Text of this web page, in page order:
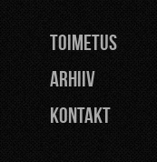
TOIMETUS
Arhiiv
Kontakt